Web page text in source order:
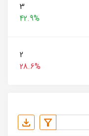
3
42.9%
2
28.6%